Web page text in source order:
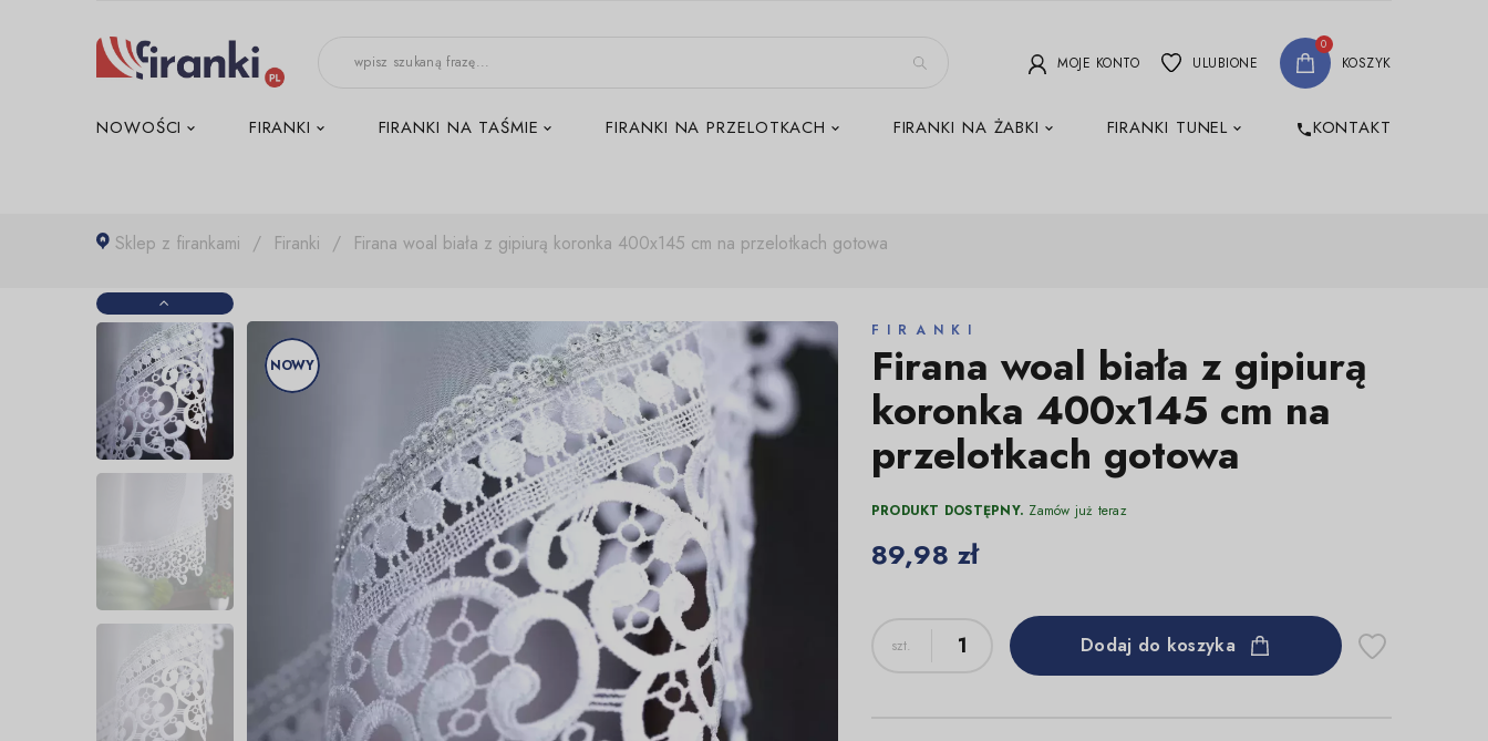
MOJE KONTO ULUBIONE
0
KOSZYK
NOWOŚCI FIRANKI FIRANKI NA TAŚMIE FIRANKI NA PRZELOTKACH FIRANKI NA ŻABKI FIRANKI TUNEL phoneKONTAKT
Sklep z firankami Firanki Firana woal biała z gipiurą koronka 400x145 cm na przelotkach gotowa
NOWY
FIRANKI
Firana woal biała z gipiurą
koronka 400x145 cm na
przelotkach gotowa
PRODUKT DOSTĘPNY. Zamów już teraz
89,98 zł
Dodaj do koszyka